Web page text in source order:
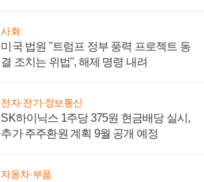
사회
미국 법원 "트럼프 정부 풍력 프로젝트 동
결 조치는 위법", 해제 명령 내려
전자·전기·정보통신
SK하이닉스 1주당 375원 현금배당 실시,
추가 주주환원 계획 9월 공개 예정
자동차·부품